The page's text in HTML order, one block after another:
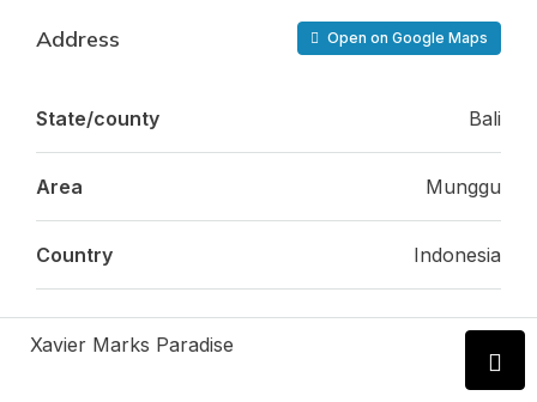
Address Open on Google Maps
State/county Bali
Area Munggu
Country Indonesia
Xavier Marks Paradise